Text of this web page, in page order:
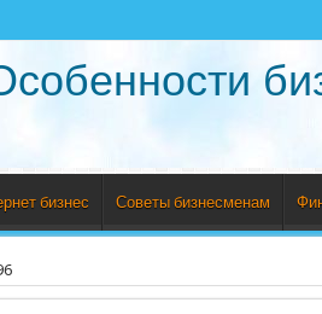
бизнес Советы бизнесменам